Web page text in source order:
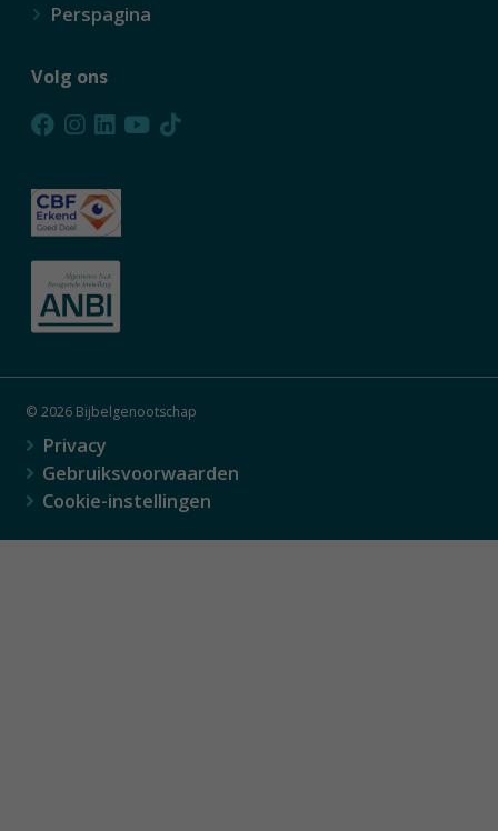
Perspagina
Volg ons
© 2026 Bijbelgenootschap
Privacy
Gebruiksvoorwaarden
Cookie-instellingen